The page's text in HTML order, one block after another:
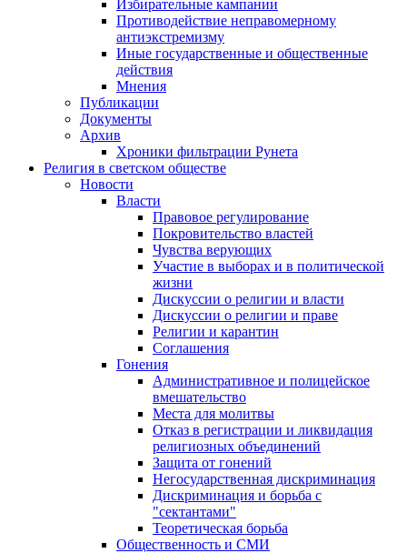
Избирательные кампании
Противодействие неправомерному
антиэкстремизму
Иные государственные и общественные
действия
Мнения
Публикации
Документы
Архив
Хроники фильтрации Рунета
Религия в светском обществе
Новости
Власти
Правовое регулирование
Покровительство властей
Чувства верующих
Участие в выборах и в политической
жизни
Дискуссии о религии и власти
Дискуссии о религии и праве
Религии и карантин
Соглашения
Гонения
Административное и полицейское
вмешательство
Места для молитвы
Отказ в регистрации и ликвидация
религиозных объединений
Защита от гонений
Негосударственная дискриминация
Дискриминация и борьба с
"сектантами"
Теоретическая борьба
Общественность и СМИ